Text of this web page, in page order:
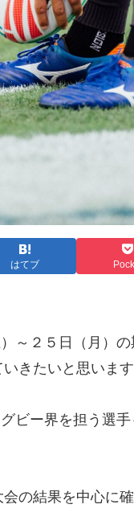
はてブ
～２５日（月）
きたいと思います
ビー界を担う選
の結果を中心に